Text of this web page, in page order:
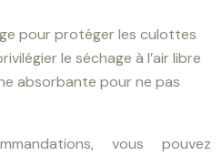
pour protéger les culottes
le séchage à l’air libre
absorbante pour ne pas
vous pouvez